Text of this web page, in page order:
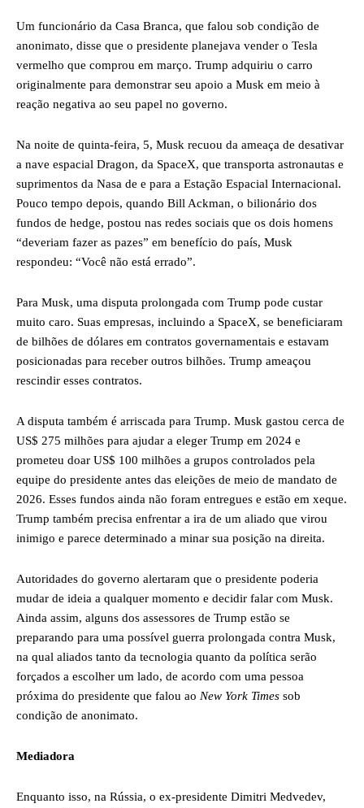
Um funcionário da Casa Branca, que falou sob condição de
anonimato, disse que o presidente planejava vender o Tesla
vermelho que comprou em março. Trump adquiriu o carro
originalmente para demonstrar seu apoio a Musk em meio à
reação negativa ao seu papel no governo.
Na noite de quinta-feira, 5, Musk recuou da ameaça de desativar
a nave espacial Dragon, da SpaceX, que transporta astronautas e
suprimentos da Nasa de e para a Estação Espacial Internacional.
Pouco tempo depois, quando Bill Ackman, o bilionário dos
fundos de hedge, postou nas redes sociais que os dois homens
“deveriam fazer as pazes” em benefício do país, Musk
respondeu: “Você não está errado”.
Para Musk, uma disputa prolongada com Trump pode custar
muito caro. Suas empresas, incluindo a SpaceX, se beneficiaram
de bilhões de dólares em contratos governamentais e estavam
posicionadas para receber outros bilhões. Trump ameaçou
rescindir esses contratos.
A disputa também é arriscada para Trump. Musk gastou cerca de
US$ 275 milhões para ajudar a eleger Trump em 2024 e
prometeu doar US$ 100 milhões a grupos controlados pela
equipe do presidente antes das eleições de meio de mandato de
2026. Esses fundos ainda não foram entregues e estão em xeque.
Trump também precisa enfrentar a ira de um aliado que virou
inimigo e parece determinado a minar sua posição na direita.
Autoridades do governo alertaram que o presidente poderia
mudar de ideia a qualquer momento e decidir falar com Musk.
Ainda assim, alguns dos assessores de Trump estão se
preparando para uma possível guerra prolongada contra Musk,
na qual aliados tanto da tecnologia quanto da política serão
forçados a escolher um lado, de acordo com uma pessoa
próxima do presidente que falou ao New York Times sob
condição de anonimato.
Mediadora
Enquanto isso, na Rússia, o ex-presidente Dimitri Medvedev,